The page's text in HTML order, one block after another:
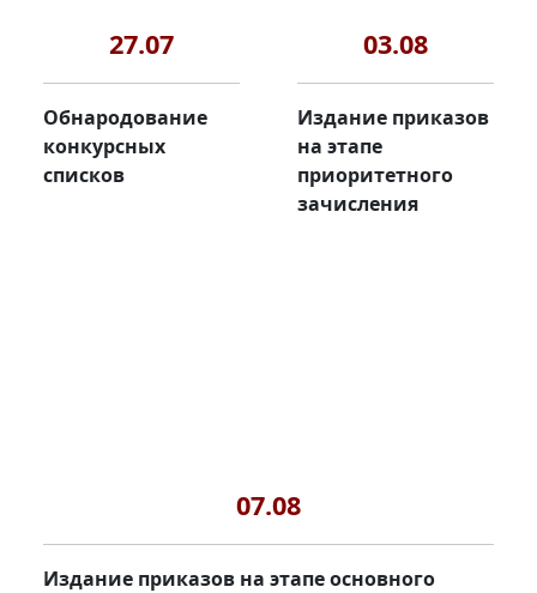
27.07
Обнародование
конкурсных
списков
03.08
Издание приказов
на этапе
приоритетного
зачисления
07.08
Издание приказов на этапе основного